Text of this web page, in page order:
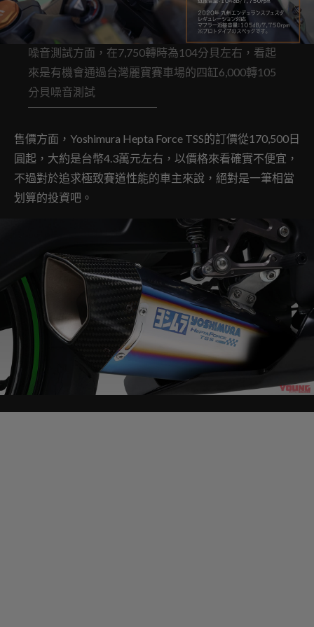
噪音測試方面，在7,750轉時為104分貝左右，看起
來是有機會通過台灣麗寶賽車場的四缸6,000轉105
分貝噪音測試
售價方面，Yoshimura Hepta Force TSS的訂價從170,500日
圓起，大約是台幣4.3萬元左右，以價格來看確實不便宜，
不過對於追求極致賽道性能的車主來說，絕對是一筆相當
划算的投資吧。